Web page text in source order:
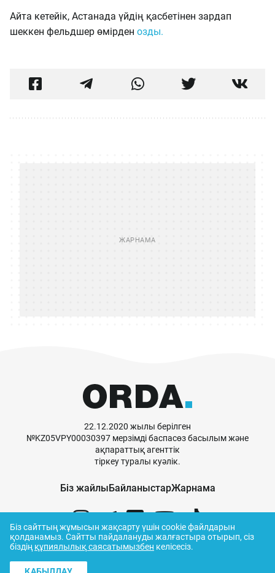
Айта кетейік, Астанада үйдің қасбетінен зардап
шеккен фельдшер өмірден озды.
22.12.2020 жылы берілген
№KZ05VPY00030397 мерзімді баспасөз басылым және
ақпараттық агенттік
тіркеу туралы куәлік.
Біз жайлыБайланыстарЖарнама
© ORDA,2026
Біз сайттың жұмысын жақсарту үшін cookie файлдарын
қолданамыз. Сайтты пайдалануды жалғастыра отырып, сіз
біздің құпиялылық саясатымызбен келісесіз.